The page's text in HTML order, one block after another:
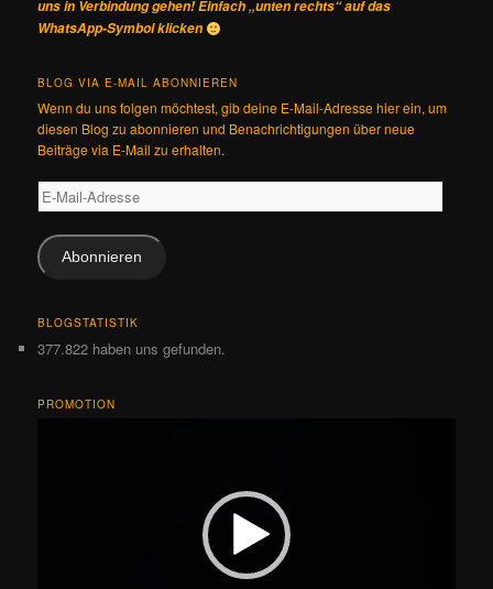
uns in Verbindung gehen! Einfach „unten rechts“ auf das
WhatsApp-Symbol klicken
BLOG VIA E-MAIL ABONNIEREN
Wenn du uns folgen möchtest, gib deine E-Mail-Adresse hier ein, um
diesen Blog zu abonnieren und Benachrichtigungen über neue
Beiträge via E-Mail zu erhalten.
E-
Mail-
Adresse
Abonnieren
BLOGSTATISTIK
377.822 haben uns gefunden.
PROMOTION